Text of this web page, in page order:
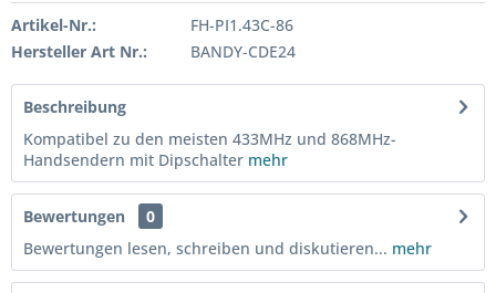
Artikel-Nr.:
FH-PI1.43C-86
Hersteller Art Nr.:
BANDY-CDE24
Beschreibung
Kompatibel zu den meisten 433MHz und 868MHz-
Handsendern mit Dipschalter mehr
Bewertungen
0
Bewertungen lesen, schreiben und diskutieren... mehr